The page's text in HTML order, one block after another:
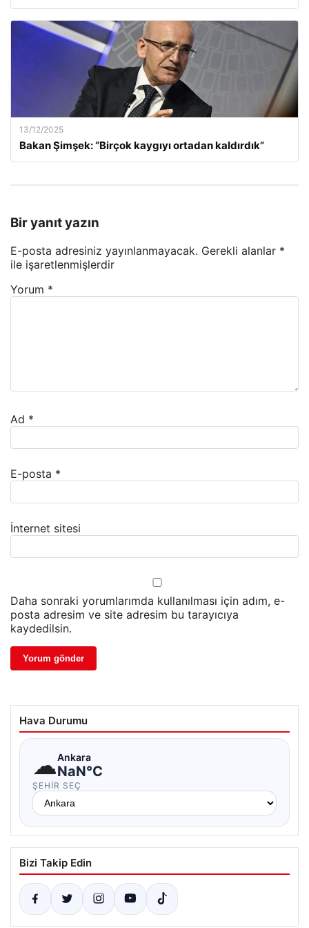
13/12/2025
Bakan Şimşek: “Birçok kaygıyı ortadan kaldırdık”
Bir yanıt yazın
E-posta adresiniz yayınlanmayacak. Gerekli alanlar *
ile işaretlenmişlerdir
Yorum *
Ad *
E-posta *
İnternet sitesi
Daha sonraki yorumlarımda kullanılması için adım, e-
posta adresim ve site adresim bu tarayıcıya
kaydedilsin.
Hava Durumu
☁Ankara
NaN°C
ŞEHIR SEÇ
Bizi Takip Edin